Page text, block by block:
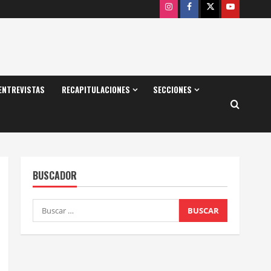
InstagramFacebook
X Youtube
RECAPITULACIONES SECCIONES
BUSCADOR
Buscar: